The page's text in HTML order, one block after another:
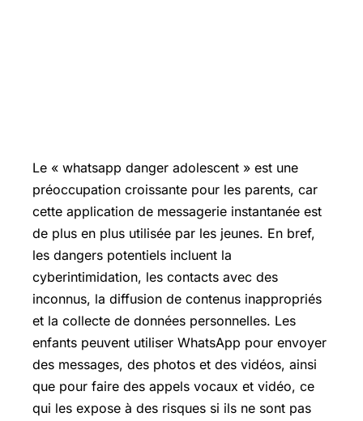
Le « whatsapp danger adolescent » est une
préoccupation croissante pour les parents, car
cette application de messagerie instantanée est
de plus en plus utilisée par les jeunes. En bref,
les dangers potentiels incluent la
cyberintimidation, les contacts avec des
inconnus, la diffusion de contenus inappropriés
et la collecte de données personnelles. Les
enfants peuvent utiliser WhatsApp pour envoyer
des messages, des photos et des vidéos, ainsi
que pour faire des appels vocaux et vidéo, ce
qui les expose à des risques si ils ne sont pas